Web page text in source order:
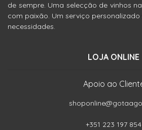
de sempre. Uma selecção de vinhos
com paixão. Um serviço
necessidades.
LOJA ONLINE
Apoio ao
+351 223 197 854